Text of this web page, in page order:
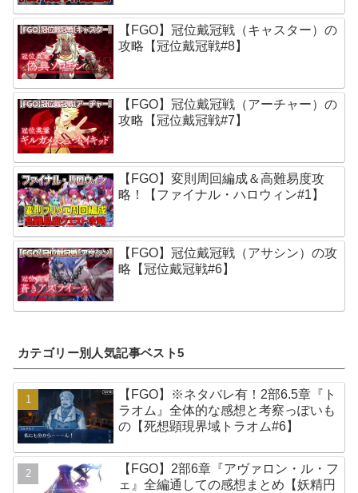
【FGO】冠位戴冠戦（キャスター）の
攻略【冠位戴冠戦#8】
【FGO】冠位戴冠戦（アーチャー）の
攻略【冠位戴冠戦#7】
【FGO】変則周回編成＆高難易度攻
略！【ファイナル・ハロウィン#1】
【FGO】冠位戴冠戦（アサシン）の攻
略【冠位戴冠戦#6】
カテゴリー別人気記事ベスト5
【FGO】※ネタバレ有！2部6.5章『ト
ラオム』全体的な感想と考察っぽいも
の【死想顕現界域トラオム#6】
【FGO】2部6章『アヴァロン・ル・フ
ェ』全編通しての感想まとめ【妖精円